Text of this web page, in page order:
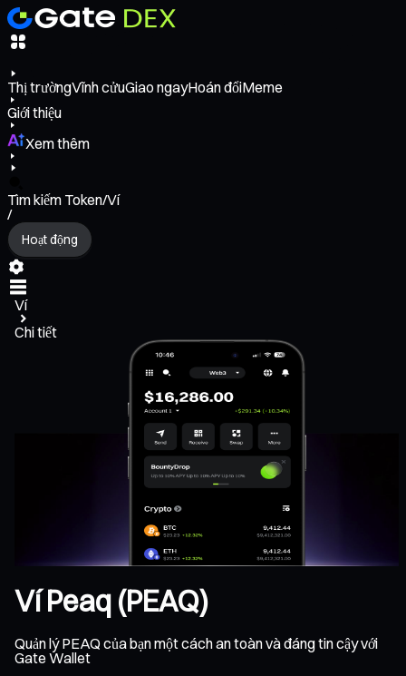
Thị trườngVĩnh cửuGiao ngayHoán đổiMeme
Giới thiệu
Xem thêm
Tìm kiếm Token/Ví
/
Hoạt động
Ví
Chi tiết
Ví Peaq (PEAQ)
Quản lý PEAQ của bạn một cách an toàn và đáng tin cậy với
Gate Wallet